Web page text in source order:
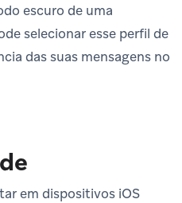
escuro de uma
selecionar esse perfil de
das suas mensagens no
em dispositivos iOS